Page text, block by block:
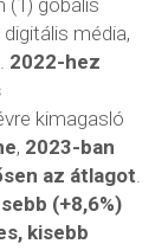
média,
2022-hez
kimagasló
, 2023-ban
az átlagot
(+8,6%)
kisebb